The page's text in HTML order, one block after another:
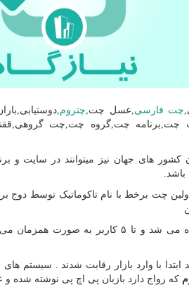
چت فارسی,عسل چت,چتروم
چت,برنامه چت,گروه چت,چت
کشور های جهان نیز میتوانند در سایت و
چت برخط با نام تاکوماتیک توسط دوج
این سیستم تا اواسط دهه ۱۹۸۰ میلادی در میان کاربرهای پلاتو بسیار استفاده
با وارد بازار رقابت شدند . سیستم های
که رواج دارد بازبان پی اچ پی نوشته شده